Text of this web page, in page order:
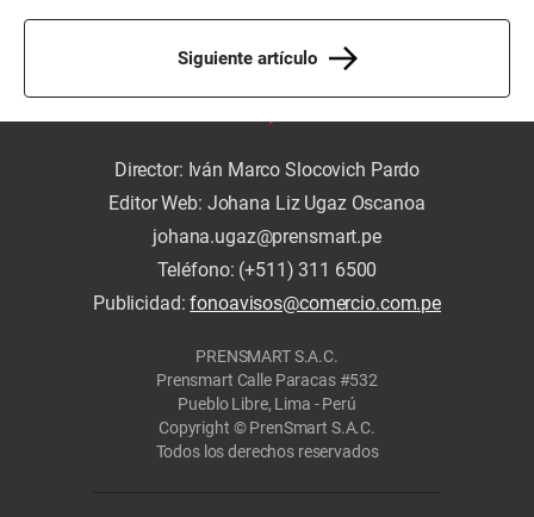
Siguiente artículo
Director: Iván Marco Slocovich Pardo
Editor Web: Johana Liz Ugaz Oscanoa
johana.ugaz@prensmart.pe
Teléfono: (+511) 311 6500
Publicidad:fonoavisos@comercio.com.pe
PRENSMART S.A.C.
Prensmart Calle Paracas #532
Pueblo Libre, Lima - Perú
Copyright © PrenSmart S.A.C.
Todos los derechos reservados